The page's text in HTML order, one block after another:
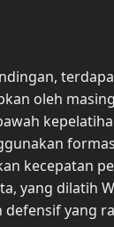
oleh
kecepatan
yang dilatih
yang